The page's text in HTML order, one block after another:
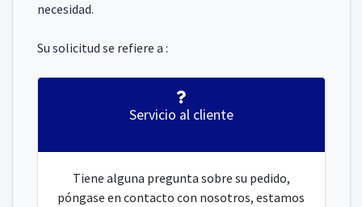
necesidad.
Su solicitud se refiere a :
Servicio al cliente
Tiene alguna pregunta sobre su pedido,
póngase en contacto con nosotros, estamos